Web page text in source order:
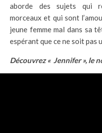
aborde des sujets qui
morceaux et qui sont
jeune femme mal dans sa
espérant que ce ne soit pas
Découvrez « Jennifer », le